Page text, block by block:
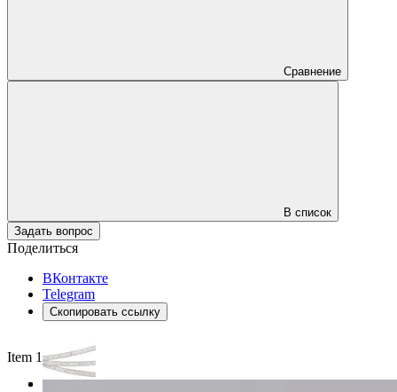
Сравнение
В список
Задать вопрос
Поделиться
ВКонтакте
Telegram
Скопировать ссылку
Item 1 of 3